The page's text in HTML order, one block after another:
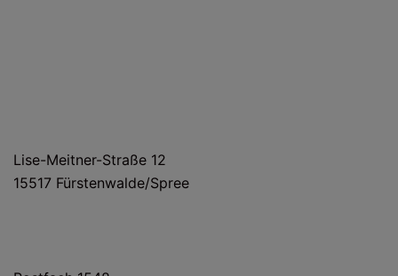
Lise-Meitner-Straße 12
15517 Fürstenwalde/Spree